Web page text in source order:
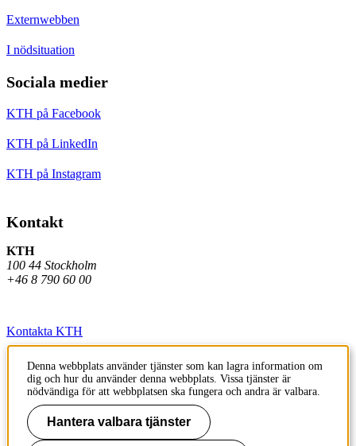
Externwebben
I nödsituation
Sociala medier
KTH på Facebook
KTH på LinkedIn
KTH på Instagram
Kontakt
KTH
100 44 Stockholm
+46 8 790 60 00
Kontakta KTH
Jobba på KTH
Press och media
Faktura och betalning KTH
Denna webbplats använder tjänster som kan lagra information om
dig och hur du använder denna webbplats. Vissa tjänster är
nödvändiga för att webbplatsen ska fungera och andra är valbara.
Hantera valbara tjänster